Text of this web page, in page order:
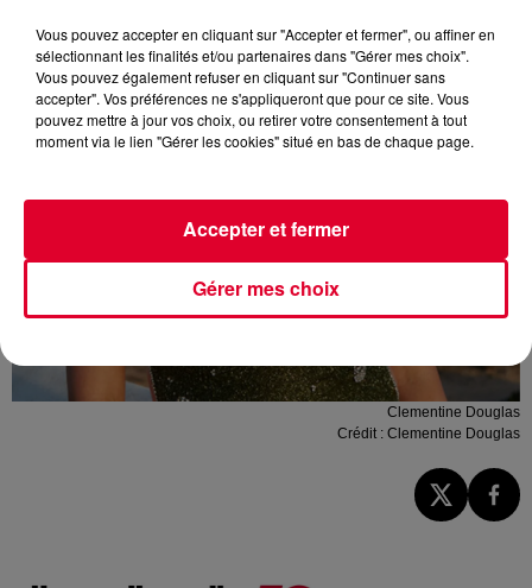
Clementine Douglas
Crédit : Clementine Douglas
Vous pouvez accepter en cliquant sur "Accepter et fermer", ou affiner en
sélectionnant les finalités et/ou partenaires dans "Gérer mes choix".
Vous pouvez également refuser en cliquant sur "Continuer sans
accepter". Vos préférences ne s'appliqueront que pour ce site. Vous
pouvez mettre à jour vos choix, ou retirer votre consentement à tout
moment via le lien "Gérer les cookies" situé en bas de chaque page.
Gérer mes choix
Accepter et fermer